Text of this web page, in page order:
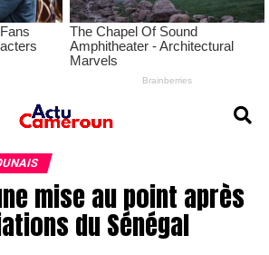
mise au point après
du Sénégal